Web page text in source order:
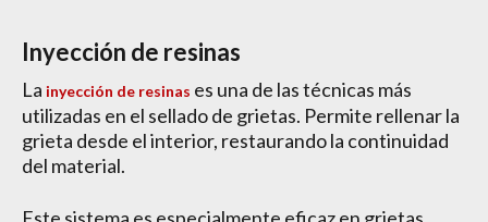
Inyección de resinas
La inyección de resinas es una de las técnicas más
utilizadas en el sellado de grietas. Permite rellenar la
grieta desde el interior, restaurando la continuidad
del material.